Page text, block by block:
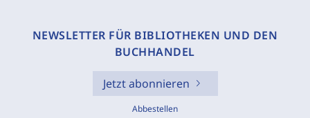
NEWSLETTER FÜR BIBLIOTHEKEN UND DEN
BUCHHANDEL
Jetzt abonnieren
Abbestellen